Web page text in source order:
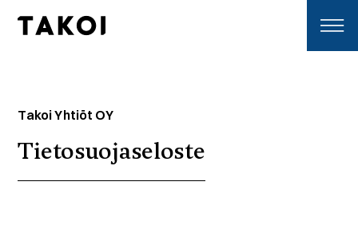
Toggle navigation
Takoi Yhtiöt OY
Tietosuojaseloste